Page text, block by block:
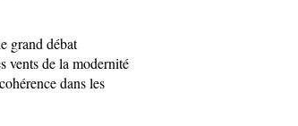
grand débat
vents de la modernité
dans les